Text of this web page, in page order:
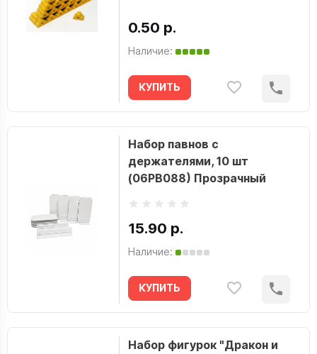
0.50 р.
Наличие:
КУПИТЬ
Набор павнов с
держателями, 10 шт
(06PB088) Прозрачный
15.90 р.
Наличие:
КУПИТЬ
Набор фигурок "Дракон и